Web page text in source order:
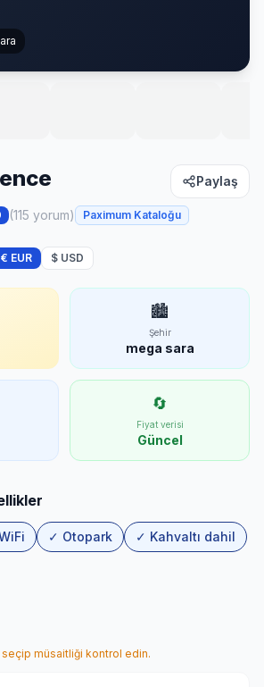
Paylaş
(115 yorum) Paximum Kataloğu
€ EUR $ USD
🏙
Şehir
mega sara
🔄
Fiyat verisi
Güncel
✓ Otopark
✓ Kahvaltı dahil
müsaitliği kontrol edin.